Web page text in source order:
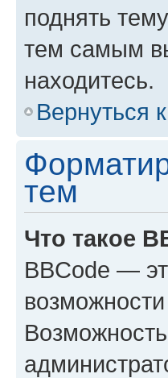
поднять
тем самым
находитесь.
Вернуться
тем
Что такое
BBCode —